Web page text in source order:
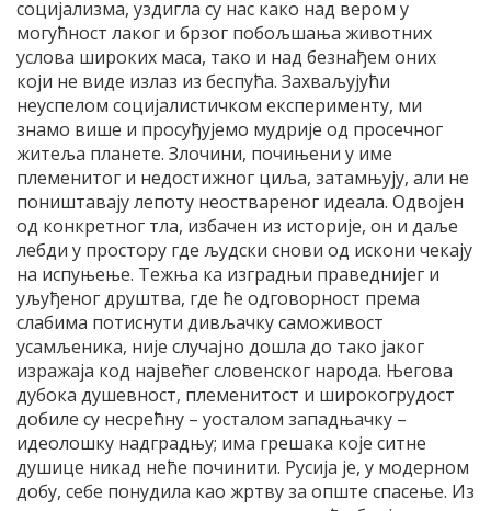
социјализма, уздигла су нас како над вером у
могућност лаког и брзог побољшања животних
услова широких маса, тако и над безнађем оних
који не виде излаз из беспућа. Захваљујући
неуспелом социјалистичком експерименту, ми
знамо више и просуђујемо мудрије од просечног
житеља планете. Злочини, почињени у име
племенитог и недостижног циља, затамњују, али не
поништавају лепоту неоствареног идеала. Одвојен
од конкретног тла, избачен из историје, он и даље
лебди у простору где људски снови од искони чекају
на испуњење. Тежња ка изградњи праведнијег и
уљуђеног друштва, где ће одговорност према
слабима потиснути дивљачку саможивост
усамљеника, није случајно дошла до тако јаког
изражаја код највећег словенског народа. Његова
дубока душевност, племенитост и широкогрудост
добиле су несрећну – уосталом западњачку –
идеолошку надградњу; има грешака које ситне
душице никад неће починити. Русија је, у модерном
добу, себе понудила као жртву за опште спасење. Из